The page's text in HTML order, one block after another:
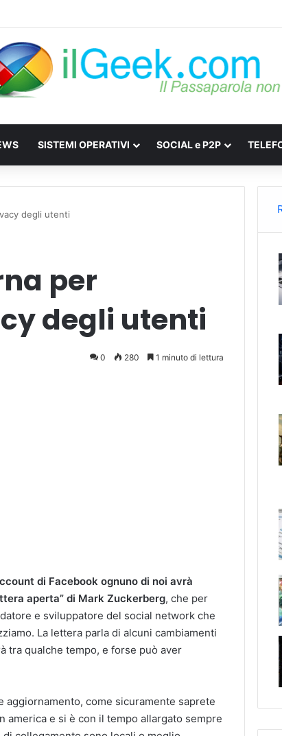
da Spyware e Microspie di Nuova Generazione
SISTEMI OPERATIVI SOCIAL e P2P
degli utenti
per
degli utenti
0 280 1 minuto di lettura
di Facebook ognuno di noi avrà
aperta” di Mark Zuckerberg, che per
e sviluppatore del social network che
La lettera parla di alcuni cambiamenti
tra qualche tempo, e forse può aver
come sicuramente saprete
e si è con il tempo allargato sempre